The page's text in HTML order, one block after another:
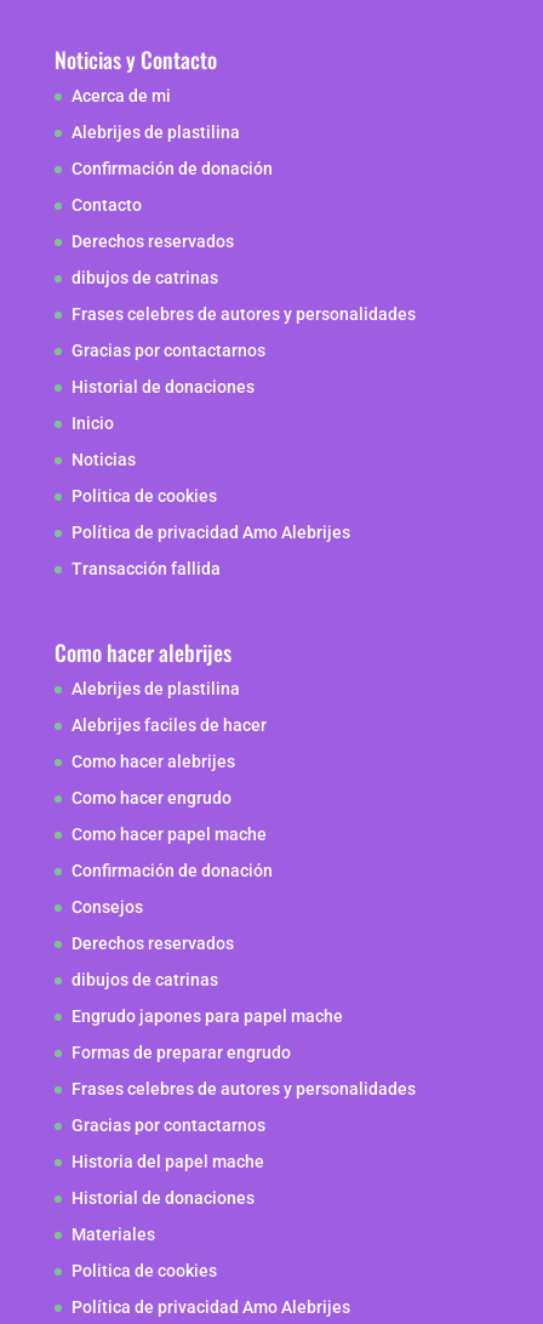
Noticias y Contacto
Acerca de mi
Alebrijes de plastilina
Confirmación de donación
Contacto
Derechos reservados
dibujos de catrinas
Frases celebres de autores y personalidades
Gracias por contactarnos
Historial de donaciones
Inicio
Noticias
Politica de cookies
Política de privacidad Amo Alebrijes
Transacción fallida
Como hacer alebrijes
Alebrijes de plastilina
Alebrijes faciles de hacer
Como hacer alebrijes
Como hacer engrudo
Como hacer papel mache
Confirmación de donación
Consejos
Derechos reservados
dibujos de catrinas
Engrudo japones para papel mache
Formas de preparar engrudo
Frases celebres de autores y personalidades
Gracias por contactarnos
Historia del papel mache
Historial de donaciones
Materiales
Politica de cookies
Política de privacidad Amo Alebrijes